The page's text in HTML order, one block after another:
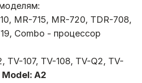
MR-715, MR-720, TDR-708,
Combo - процессор
TV-107, TV-108, TV-Q2, TV-
Model: A2